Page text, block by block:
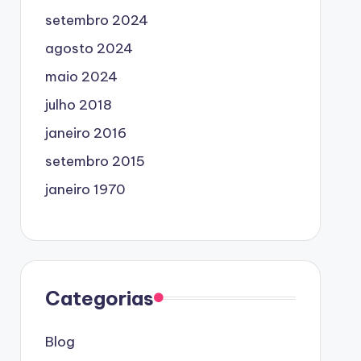
setembro 2024
agosto 2024
maio 2024
julho 2018
janeiro 2016
setembro 2015
janeiro 1970
Categorias
Blog